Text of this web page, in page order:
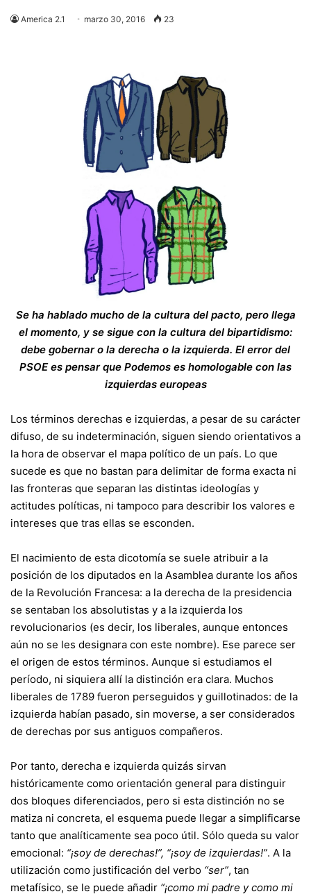
America 2.1 marzo 30, 2016 23
Se ha hablado mucho de la cultura del pacto, pero llega
el momento, y se sigue con la cultura del bipartidismo:
debe gobernar o la derecha o la izquierda. El error del
PSOE es pensar que Podemos es homologable con las
izquierdas europeas
Los términos derechas e izquierdas, a pesar de su carácter
difuso, de su indeterminación, siguen siendo orientativos a
la hora de observar el mapa político de un país. Lo que
sucede es que no bastan para delimitar de forma exacta ni
las fronteras que separan las distintas ideologías y
actitudes políticas, ni tampoco para describir los valores e
intereses que tras ellas se esconden.
El nacimiento de esta dicotomía se suele atribuir a la
posición de los diputados en la Asamblea durante los años
de la Revolución Francesa: a la derecha de la presidencia
se sentaban los absolutistas y a la izquierda los
revolucionarios (es decir, los liberales, aunque entonces
aún no se les designara con este nombre). Ese parece ser
el origen de estos términos. Aunque si estudiamos el
período, ni siquiera allí la distinción era clara. Muchos
liberales de 1789 fueron perseguidos y guillotinados: de la
izquierda habían pasado, sin moverse, a ser considerados
de derechas por sus antiguos compañeros.
Por tanto, derecha e izquierda quizás sirvan
históricamente como orientación general para distinguir
dos bloques diferenciados, pero si esta distinción no se
matiza ni concreta, el esquema puede llegar a simplificarse
tanto que analíticamente sea poco útil. Sólo queda su valor
emocional: “¡soy de derechas!”, “¡soy de izquierdas!”. A la
utilización como justificación del verbo “ser”, tan
metafísico, se le puede añadir “¡como mi padre y como mi